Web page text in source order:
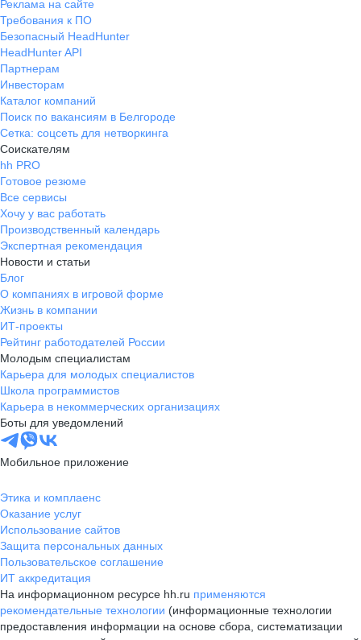
Реклама на сайте
Требования к ПО
Безопасный HeadHunter
HeadHunter API
Партнерам
Инвесторам
Каталог компаний
Поиск по вакансиям в Белгороде
Сетка: соцсеть для нетворкинга
Соискателям
hh PRO
Готовое резюме
Все сервисы
Хочу у вас работать
Производственный календарь
Экспертная рекомендация
Новости и статьи
Блог
О компаниях в игровой форме
Жизнь в компании
ИТ-проекты
Рейтинг работодателей России
Молодым специалистам
Карьера для молодых специалистов
Школа программистов
Карьера в некоммерческих организациях
Боты для уведомлений
Мобильное приложение
Этика и комплаенс
Оказание услуг
Использование сайтов
Защита персональных данных
Пользовательское соглашение
ИТ аккредитация
На информационном ресурсе hh.ru применяются
рекомендательные технологии (информационные технологии
предоставления информации на основе сбора, систематизации